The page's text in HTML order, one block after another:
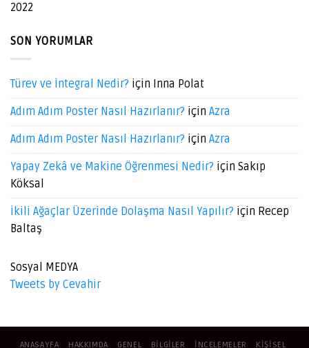
2022
SON YORUMLAR
Türev ve İntegral Nedir? için Inna Polat
Adım Adım Poster Nasıl Hazırlanır? için Azra
Adım Adım Poster Nasıl Hazırlanır? için Azra
Yapay Zekâ ve Makine Öğrenmesi Nedir? için Sakıp
Köksal
İkili Ağaçlar Üzerinde Dolaşma Nasıl Yapılır? için Recep
Baltaş
Sosyal MEDYA
Tweets by Cevahir
ANASAYFA HAKKIMDA GENEL BILGILER İNCELEMELER KIŞISEL